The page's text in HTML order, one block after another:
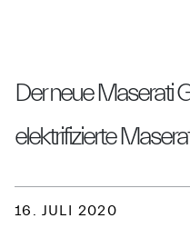
Der neue Maserati
elektrifizierte
16. JULI 2020